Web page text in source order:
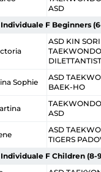
ASD
F Beginners
ASD KIN SORI
TAEKWONDO
Sophie
ASD
BAEK-HO
ASD
ASD
TIGERS
F Children (8-